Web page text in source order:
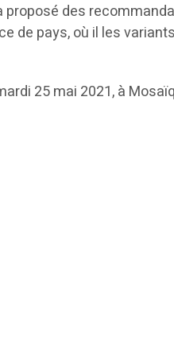
proposé des
de pays, où il les
25 mai 2021, à